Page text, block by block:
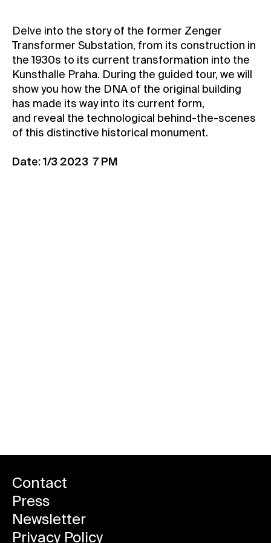
Press
Rentals
Vacancies
Delve into the story of the former Zenger
Transformer Substation, from its construction in
the 1930s to its current transformation into the
Kunsthalle Praha. During the guided tour, we will
show you how the DNA of the original building
has made its way into its current form,
and reveal the technological behind-the-scenes
of this distinctive historical monument.
Date: 1/3 2023 7 PM
Contact
Press
Newsletter
Privacy Policy